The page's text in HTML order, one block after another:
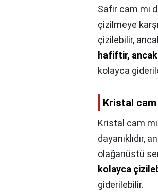
Safir cam mı
çizilmeye
çizilebilir,
hafiftir,
kolayca
Kristal cam
Kristal cam
dayanıklıdır,
olağanüstü
kolayca
giderilebilir.